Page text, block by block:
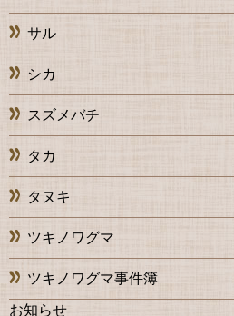
サル
シカ
スズメバチ
タカ
タヌキ
ツキノワグマ
ツキノワグマ事件簿
お知らせ